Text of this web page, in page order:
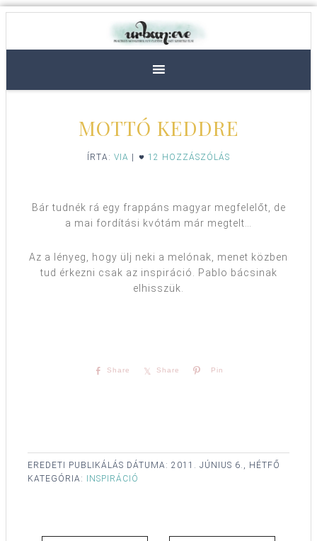
MOTTÓ KEDDRE
ÍRTA: VIA 12 HOZZÁSZÓLÁS
Bár tudnék rá egy frappáns magyar megfelelőt, de
a mai fordítási kvótám már megtelt…
Az a lényeg, hogy ülj neki a melónak, menet közben
tud érkezni csak az inspiráció. Pablo bácsinak
elhisszük.
Share Share Pin
EREDETI PUBLIKÁLÁS DÁTUMA: 2011. JÚNIUS 6., HÉTFŐ
KATEGÓRIA:
INSPIRÁCIÓ